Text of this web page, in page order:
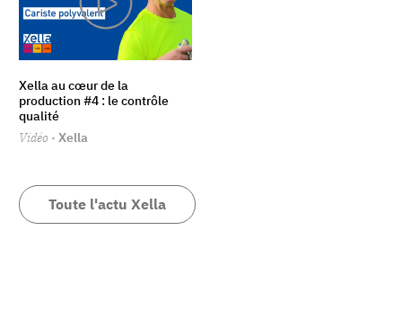
Xella au cœur de la
production #4 : le contrôle
qualité
Vidéo · Xella
Toute l'actu Xella